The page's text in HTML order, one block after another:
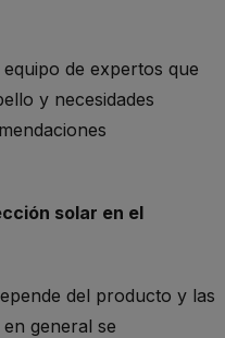
de expertos que
y necesidades
solar en el
del producto y las
general se